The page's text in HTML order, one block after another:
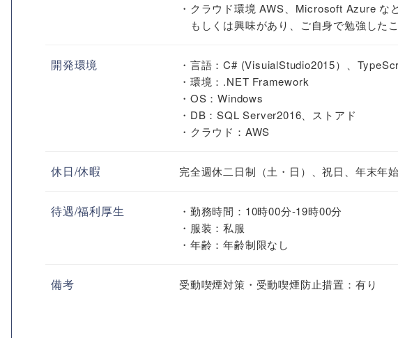
・クラウド環境 AWS、Microsoft Azure な
もしくは興味があり、ご自身で勉強した
開発環境
・言語：C# (VisuialStudio2015）、
・環境：.NET Framework
・OS：Windows
・DB：SQL Server2016、ストアド
・クラウド：AWS
休日/休暇 完全週休二日制（土・日）、祝日、年末年
待遇/福利厚生
・勤務時間：10時00分-19時00分
・服装：私服
・年齢：年齢制限なし
備考 受動喫煙対策・受動喫煙防止措置：有り